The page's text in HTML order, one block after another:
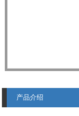
产品介绍